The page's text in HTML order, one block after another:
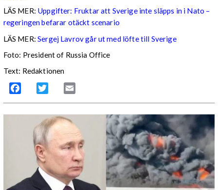
LÄS MER: Uppgifter: Fruktar att Sverige inte släpps in i Nato –
regeringen befarar otäckt scenario
LÄS MER:Sergej Lavrov går ut med löfte till Sverige
Foto: President of Russia Office
Text: Redaktionen
Facebook Twitter